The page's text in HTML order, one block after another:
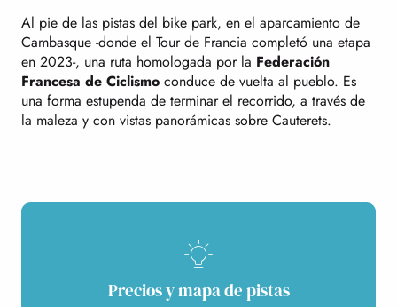
Al pie de las pistas del bike park, en el aparcamiento de
Cambasque -donde el Tour de Francia completó una etapa
en 2023-, una ruta homologada por la Federación
Francesa de Ciclismo conduce de vuelta al pueblo. Es
una forma estupenda de terminar el recorrido, a través de
la maleza y con vistas panorámicas sobre Cauterets.
Precios y mapa de pistas